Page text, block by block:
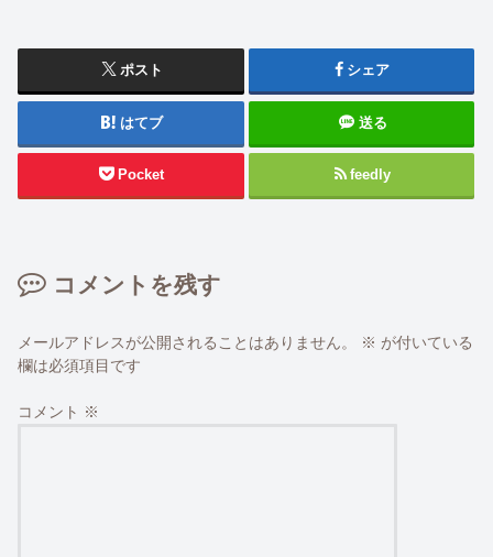
ポスト シェア
はてブ 送る
Pocket feedly
コメントを残す
メールアドレスが公開されることはありません。 ※ が付いている
欄は必須項目です
コメント ※